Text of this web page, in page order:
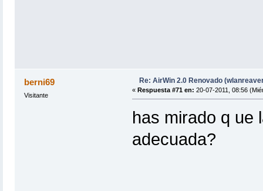
berni69
Visitante
Re: AirWin 2.0 Renovado
« Respuesta #71 en: 20-07-2011, 08:56
has mirado q ue
adecuada?